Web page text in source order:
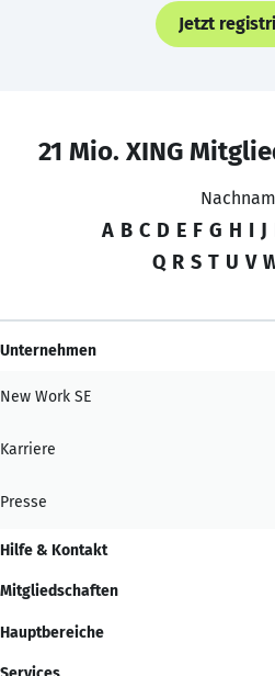
Jetzt
21 Mio. XING
A B C D E F G H I J
Q R S T U V
Unternehmen
New Work SE
Karriere
Presse
Hilfe & Kontakt
Mitgliedschaften
Hauptbereiche